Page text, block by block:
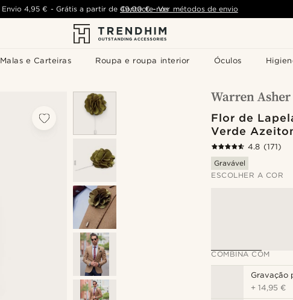
Malas e Carteiras Roupa e roupa interior Óculos
Envio 4,95 € - Grátis a partir de 49,00 € - Ver métodos de envio
Contacte-nos
Flor de
Verde
4.8 (171)
Gravável
ESCOLHER A COR
COMBINA COM
Gravação
+14,95 €